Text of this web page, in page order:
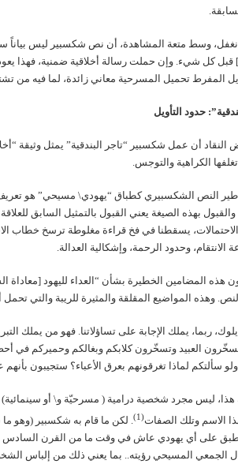
نغفل، وسط متعة المشاهدة، أن نص شكسبير ليس بياناً
كل شيء. وإن حملت رسالة أخلاقية ضمنية، فهذا يعود
المفرط تحميل المسرحية معاني زائدة، لما فيه من
حدود التأويل
النقاد أن عمل شكسبير “تاجر البندقية” يمثل وثيقة
الكراهية والتوجس.
النص الشكسبيري كطباق “يهودي\ مسيحي” هو
والقبول بهذه الصيغة يعني القبول بالتمثيل السابق
يسقطنا في فخ قراءة مغلوطة ترسخ خطاب
الانتقام، وحدود الرحمة، وإشكالية العدالة.
هذه المضامين الخطيرة بشأن “العداء لليهود
وهذه المواضيع المقلقة والمثيرة للريبة والتي
ربما، يملك الإجابة على تساؤلاتنا. فهو من يملك
العبيد وتسخّرون كلابكم وبغالكم وحميركم في
سألتكم لماذا تغرقونهم بعرق الأعباء؟ ستجيبون بأنهم
هذا، ليس مجرد شخصية درامية ( مسرحيّة و\ أو
الاسم وتلك الصفات(1)
. لكن ما قام به شكسبير (وهو
على أي يهودي عاش في وقت ما من القرن السادس
الجمعي المسيحي رؤيته.. بما يعني ذلك من إلباس